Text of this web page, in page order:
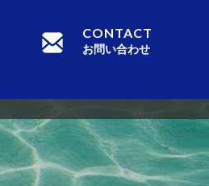
CONTACT
お問い合わせ